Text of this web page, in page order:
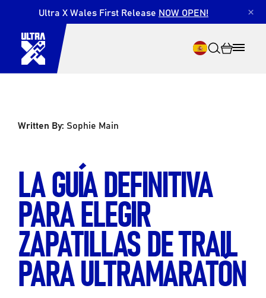
Ultra X Wales First Release NOW OPEN! ×
Written By: Sophie Main
LA GUÍA DEFINITIVA
PARA ELEGIR
ZAPATILLAS DE TRAIL
PARA ULTRAMARATÓN